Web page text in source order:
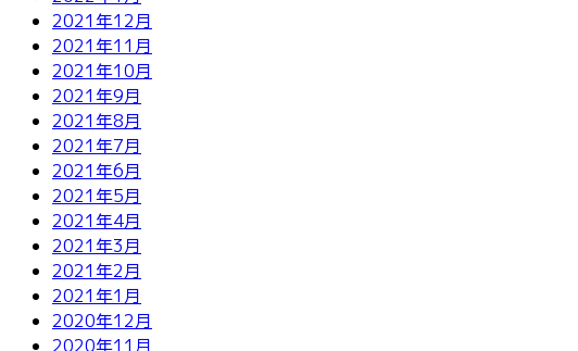
2021年12月
2021年11月
2021年10月
2021年9月
2021年8月
2021年7月
2021年6月
2021年5月
2021年4月
2021年3月
2021年2月
2021年1月
2020年12月
2020年11月